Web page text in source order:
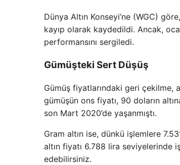
Dünya Altın Konseyi’ne (WGC)
kayıp olarak kaydedildi. Ancak,
performansını sergiledi.
Gümüşteki Sert Düşüş
Gümüş fiyatlarındaki geri çekilme,
gümüşün ons fiyatı, 90 doların
son Mart 2020’de yaşanmıştı.
Gram altın ise, dünkü işlemlere
altın fiyatı 6.788 lira
edebilirsiniz.